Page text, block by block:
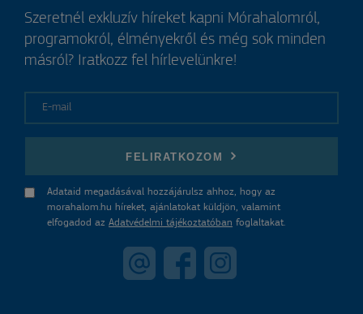
Szeretnél exkluzív híreket kapni Mórahalomról,
programokról, élményekről és még sok minden
másról? Iratkozz fel hírlevelünkre!
FELIRATKOZOM
Adataid megadásával hozzájárulsz ahhoz, hogy az
morahalom.hu híreket, ajánlatokat küldjön, valamint
elfogadod az Adatvédelmi tájékoztatóban foglaltakat.